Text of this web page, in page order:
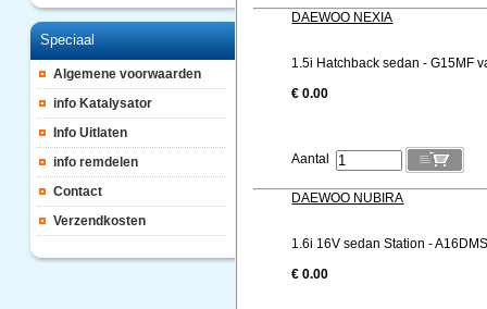
Speciaal
Algemene voorwaarden
info Katalysator
Info Uitlaten
info remdelen
Contact
Verzendkosten
DAEWOO NEXIA
1.5i Hatchback sedan - G15MF
€ 0.00
Aantal
DAEWOO NUBIRA
1.6i 16V sedan Station -
€ 0.00